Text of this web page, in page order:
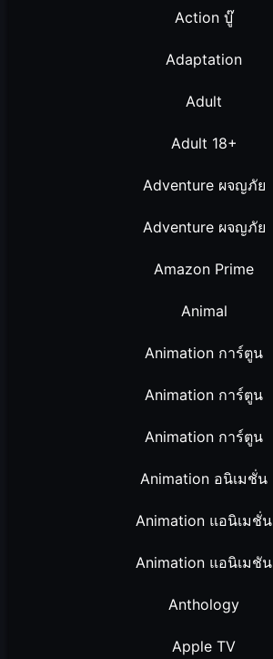
Action บู๊
Adaptation
Adult
Adult 18+
Adventure ผจญภัย
Adventure ผจญภัย
Amazon Prime
Animal
Animation การ์ตูน
Animation การ์ตูน
Animation การ์ตูน
Animation อนิเมชั่น
Animation แอนิเมชั่น
Animation แอนิเมชัน
Anthology
Apple TV